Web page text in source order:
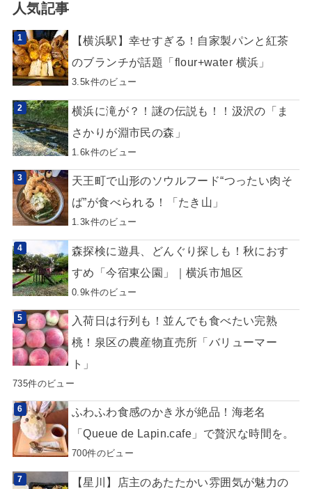
人気記事
【横浜駅】幸せすぎる！自家製パンと紅茶
のブランチが話題「flour+water 横浜」
3.5k件のビュー
横浜に滝が？！謎の伝説も！！汲沢の「ま
さかりが淵市民の森」
1.6k件のビュー
天王町で山形のソウルフード“つったい肉そ
ば”が食べられる！「たき山」
1.3k件のビュー
森探検に遊具、どんぐり探しも！秋におす
すめ「今宿東公園」｜横浜市旭区
0.9k件のビュー
入荷日は行列も！並んでも食べたい完熟
桃！泉区の農産物直売所「バリューマー
ト」
735件のビュー
ふわふわ食感のかき氷が絶品！海老名
「Queue de Lapin.cafe」で贅沢な時間を。
700件のビュー
【星川】店主のあたたかい雰囲気が魅力の